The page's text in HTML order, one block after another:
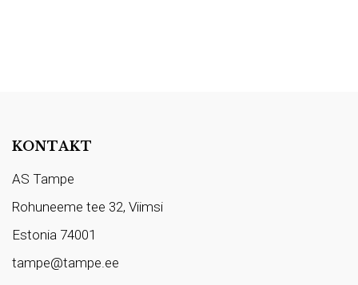
KONTAKT
AS Tampe
Rohuneeme tee 32, Viimsi
Estonia 74001
tampe@tampe.ee